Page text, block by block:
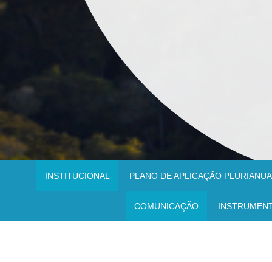
INSTITUCIONAL PLANO DE APLICAÇÃO
COMUNICAÇÃO